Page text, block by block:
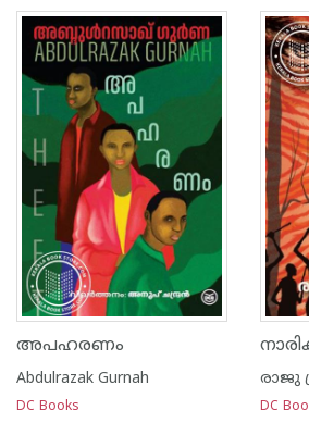
അപഹരണം
Abdulrazak Gurnah
DC Books
രാജു
DC